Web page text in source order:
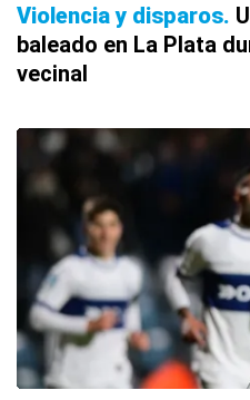
Violencia y disparos
baleado en La Plata
vecinal